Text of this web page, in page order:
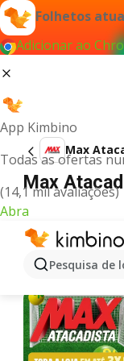
Folhetos
Adicionar ao
App Kimbino
Todas as ofertas
(14,1 mil avaliações)
Abra
Pesquisa de
Max
Max